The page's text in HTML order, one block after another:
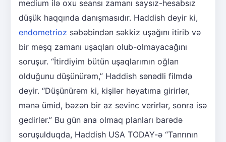
medium ilə oxu seansı zamanı saysız-hesabsız
düşük haqqında danışmasıdır. Haddish deyir ki,
endometrioz səbəbindən səkkiz uşağını itirib və
bir məşq zamanı uşaqları olub-olmayacağını
soruşur. “İtirdiyim bütün uşaqlarımın oğlan
olduğunu düşünürəm,” Haddish sənədli filmdə
deyir. “Düşünürəm ki, kişilər həyatıma girirlər,
mənə ümid, bəzən bir az sevinc verirlər, sonra isə
gedirlər.” Bu gün ana olmaq planları barədə
soruşulduqda, Haddish USA TODAY-ə “Tanrının